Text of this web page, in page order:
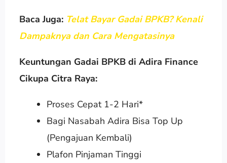
Baca Juga: Telat Bayar Gadai BPKB? Kenali
Dampaknya dan Cara Mengatasinya
Keuntungan Gadai BPKB di Adira Finance
Cikupa Citra Raya:
Proses Cepat 1-2 Hari*
Bagi Nasabah Adira Bisa Top Up
(Pengajuan Kembali)
Plafon Pinjaman Tinggi